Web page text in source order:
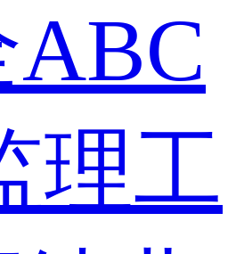
理工